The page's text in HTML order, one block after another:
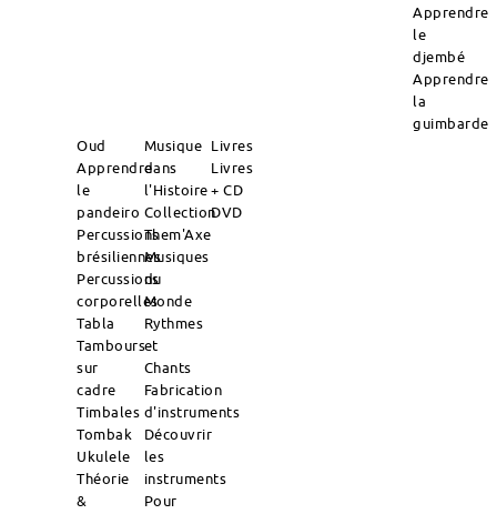
Apprendre
le
djembé
Apprendre
la
guimbarde
Oud
Apprendre
le
pandeiro
Percussions
brésiliennes
Percussions
corporelles
Tabla
Tambours
sur
cadre
Timbales
Tombak
Ukulele
Théorie
&
Musique
dans
l'Histoire
Collection
Them'Axe
Musiques
du
Monde
Rythmes
et
Chants
Fabrication
d'instruments
Découvrir
les
instruments
Pour
Livres
Livres
+ CD
DVD